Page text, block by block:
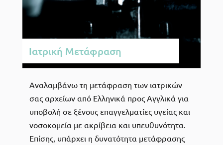
Ιατρική Μετάφραση
Αναλαμβάνω τη μετάφραση των ιατρικών
σας αρχείων από Ελληνικά προς Αγγλικά για
υποβολή σε ξένους επαγγελματίες υγείας και
νοσοκομεία με ακρίβεια και υπευθυνότητα.
Επίσης, υπάρχει η δυνατότητα μετάφρασης